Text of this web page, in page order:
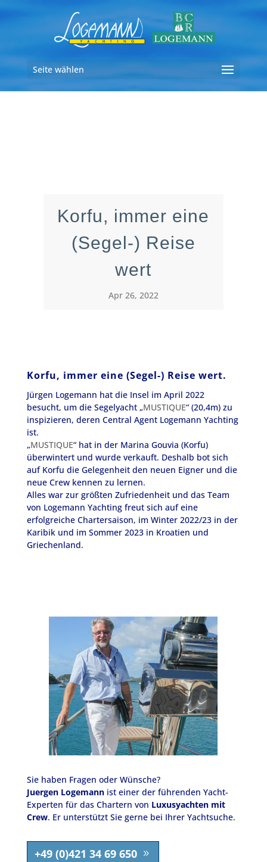
Seite wählen
Korfu, immer eine
(Segel-) Reise
wert
Apr 26, 2022
Korfu, immer eine (Segel-) Reise wert.
Jürgen Logemann hat die Insel im April 2022
besucht, um die Segelyacht „MUSTIQUE“ (20,4m) zu
inspizieren, deren Central Agent Logemann Yachting
ist.
„MUSTIQUE“ hat in der Marina Gouvia (Korfu)
überwintert und wurde verkauft. Deshalb bot sich
auf Korfu die Gelegenheit den neuen Eigner und die
neue Crew kennen zu lernen.
Alles war zur größten Zufriedenheit und das Team
von Logemann Yachting freut sich auf eine
erfolgreiche Chartersaison, im Winter 2022/23 in der
Karibik und im Sommer 2023 in Kroatien und
Griechenland.
Sie haben Fragen oder Wünsche?
Juergen Logemannist einer der führenden Yacht-
Experten für das Chartern von Luxusyachten mit
Crew. Er unterstützt Sie gerne bei Ihrer Yachtsuche.
+49 (0)421 34 69 650